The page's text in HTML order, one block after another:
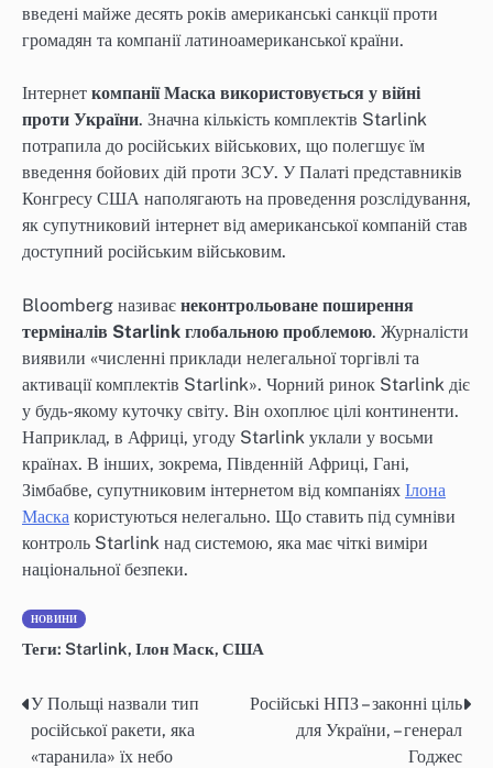
введені майже десять років американські санкції проти
громадян та компанії латиноамериканської країни.
Інтернет компанії Маска використовується у війні
проти України. Значна кількість комплектів Starlink
потрапила до російських військових, що полегшує їм
введення бойових дій проти ЗСУ. У Палаті представників
Конгресу США наполягають на проведення розслідування,
як супутниковий інтернет від американської компаній став
доступний російським військовим.
Bloomberg називає неконтрольоване поширення
терміналів Starlink глобальною проблемою. Журналісти
виявили «численні приклади нелегальної торгівлі та
активації комплектів Starlink». Чорний ринок Starlink діє
у будь-якому куточку світу. Він охоплює цілі континенти.
Наприклад, в Африці, угоду Starlink уклали у восьми
країнах. В інших, зокрема, Південній Африці, Гані,
Зімбабве, супутниковим інтернетом від компаніях Ілона
Маска користуються нелегально. Що ставить під сумніви
контроль Starlink над системою, яка має чіткі виміри
національної безпеки.
НОВИНИ
Теги: Starlink, Ілон Маск, США
Post
navigation
У Польщі назвали тип
російської ракети, яка
«таранила» їх небо
Російські НПЗ – законні ціль
для України, – генерал
Годжес